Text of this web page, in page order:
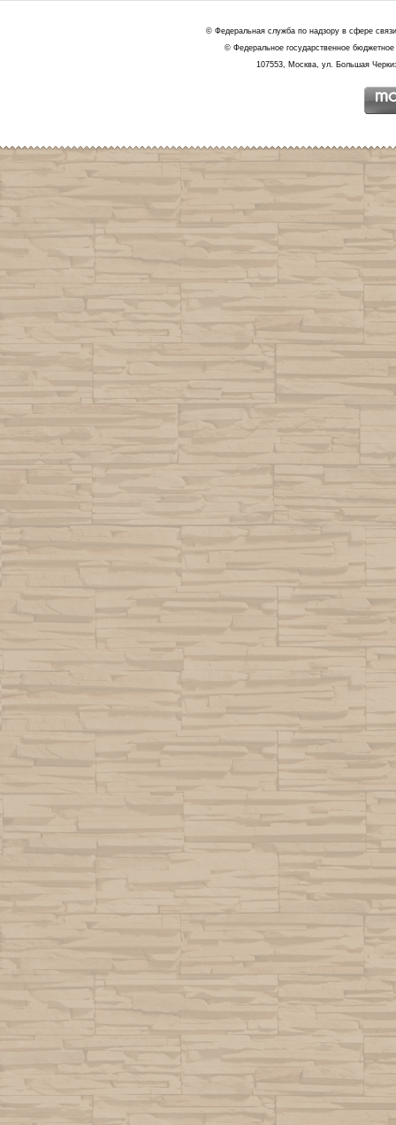
© Федеральная служба по надзору в сфере
© Федеральное государственное
107553, Москва, ул. Большая